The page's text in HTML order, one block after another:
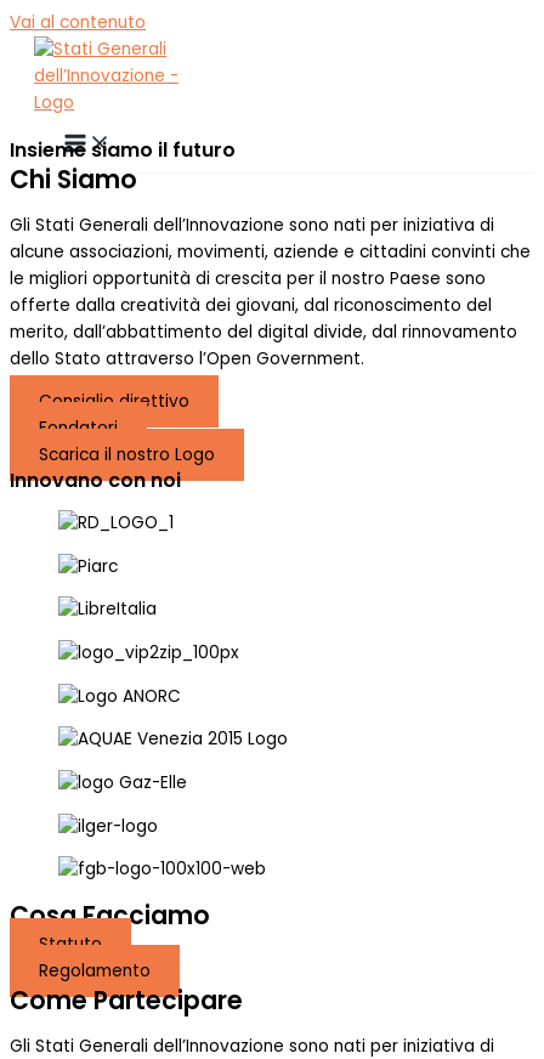
Vai al contenuto
Insieme siamo il futuro​
Chi Siamo
Gli Stati Generali dell’Innovazione sono nati per iniziativa di
alcune associazioni, movimenti, aziende e cittadini convinti che
le migliori opportunità di crescita per il nostro Paese sono
offerte dalla creatività dei giovani, dal riconoscimento del
merito, dall’abbattimento del digital divide, dal rinnovamento
dello Stato attraverso l’Open Government.
Consiglio direttivo
Fondatori
Scarica il nostro Logo
Innovano con noi
Cosa Facciamo
Statuto
Regolamento
Come Partecipare
Gli Stati Generali dell’Innovazione sono nati per iniziativa di